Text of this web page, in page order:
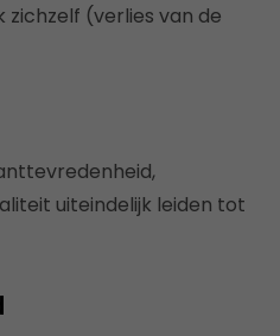
zichzelf (verlies van de
uiteindelijk leiden tot